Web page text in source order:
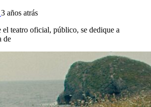
3 años atrás
el teatro oficial, público, se dedique a
de